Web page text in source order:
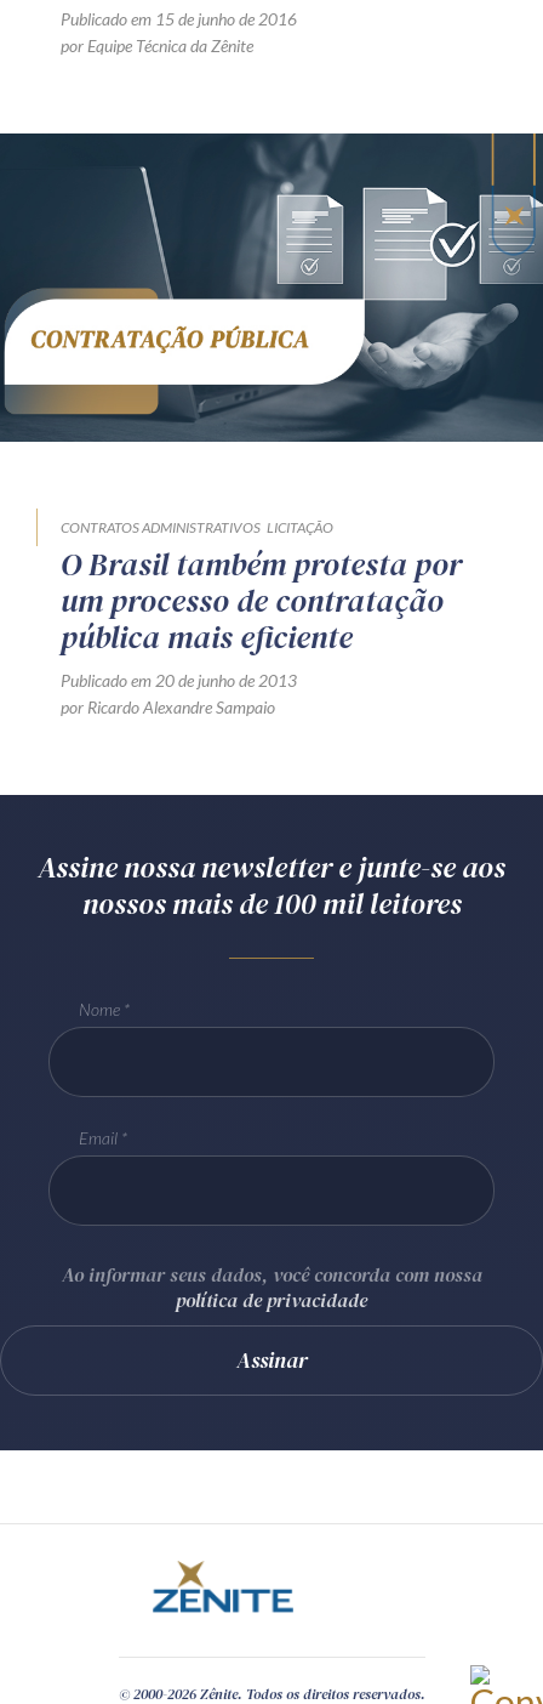
Publicado em 15 de junho de 2016
por Equipe Técnica da Zênite
CONTRATOS ADMINISTRATIVOS LICITAÇÃO
O Brasil também protesta por
um processo de contratação
pública mais eficiente
Publicado em 20 de junho de 2013
por Ricardo Alexandre Sampaio
Assine nossa newsletter e junte-se aos
nossos mais de 100 mil leitores
Nome
Email
Ao informar seus dados, você concorda com nossa
política de privacidade
© 2000-2026 Zênite. Todos os direitos reservados.